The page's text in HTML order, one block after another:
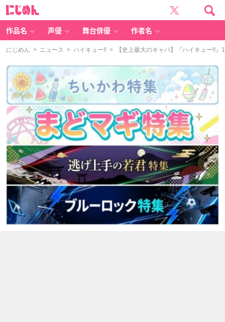
作品名 声優 舞台俳優 作者名
にじめん > ニュース > ハイキュー!! > 【史上最大のキャパ】『ハイキュー!!